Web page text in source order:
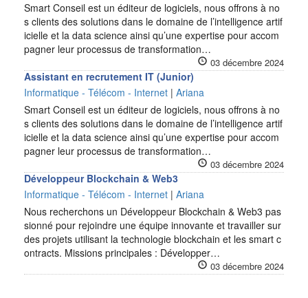
Smart Conseil est un éditeur de logiciels, nous offrons à no
s clients des solutions dans le domaine de l’intelligence artif
icielle et la data science ainsi qu’une expertise pour accom
pagner leur processus de transformation…
03 décembre 2024
Assistant en recrutement IT (Junior)
Informatique - Télécom - Internet | Ariana
Smart Conseil est un éditeur de logiciels, nous offrons à no
s clients des solutions dans le domaine de l’intelligence artif
icielle et la data science ainsi qu’une expertise pour accom
pagner leur processus de transformation…
03 décembre 2024
Développeur Blockchain & Web3
Informatique - Télécom - Internet | Ariana
Nous recherchons un Développeur Blockchain & Web3 pas
sionné pour rejoindre une équipe innovante et travailler sur
des projets utilisant la technologie blockchain et les smart c
ontracts. Missions principales : Développer…
03 décembre 2024